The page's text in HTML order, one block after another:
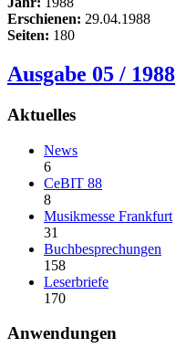
Erschienen: 29.04.1988
Seiten: 180
Ausgabe 05 / 1988
Aktuelles
News
6
CeBIT 88
8
Musikmesse Frankfurt
31
Buchbesprechungen
158
Leserbriefe
170
Anwendungen